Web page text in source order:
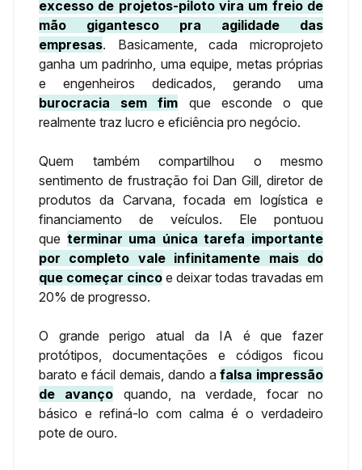
excesso de projetos-piloto vira um freio de
mão gigantesco pra agilidade das
empresas. Basicamente, cada microprojeto
ganha um padrinho, uma equipe, metas próprias
e engenheiros dedicados, gerando uma
burocracia sem fim
que esconde o que
realmente traz lucro e eficiência pro negócio.
Quem também compartilhou o mesmo
sentimento de frustração foi Dan Gill, diretor de
produtos da Carvana, focada em logística e
financiamento de veículos. Ele pontuou
que terminar uma única tarefa importante
por completo vale infinitamente mais do
que começar cinco e deixar todas travadas em
20% de progresso.
O grande perigo atual da IA é que fazer
protótipos, documentações e códigos ficou
barato e fácil demais, dando afalsa impressão
de avanço
quando, na verdade, focar no
básico e refiná-lo com calma é o verdadeiro
pote de ouro.